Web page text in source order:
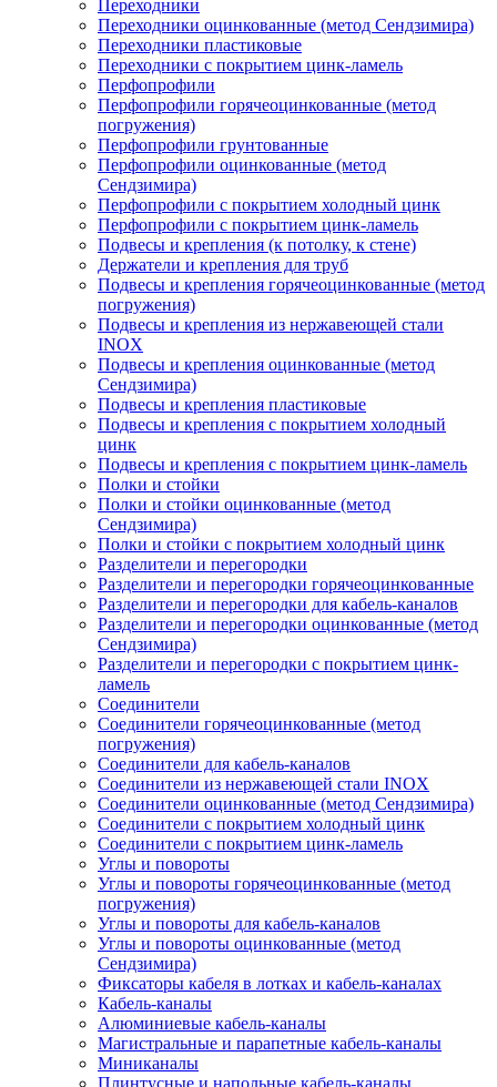
Переходники
Переходники оцинкованные (метод Сендзимира)
Переходники пластиковые
Переходники с покрытием цинк-ламель
Перфопрофили
Перфопрофили горячеоцинкованные (метод
погружения)
Перфопрофили грунтованные
Перфопрофили оцинкованные (метод
Сендзимира)
Перфопрофили с покрытием холодный цинк
Перфопрофили с покрытием цинк-ламель
Подвесы и крепления (к потолку, к стене)
Держатели и крепления для труб
Подвесы и крепления горячеоцинкованные (метод
погружения)
Подвесы и крепления из нержавеющей стали
INOX
Подвесы и крепления оцинкованные (метод
Сендзимира)
Подвесы и крепления пластиковые
Подвесы и крепления с покрытием холодный
цинк
Подвесы и крепления с покрытием цинк-ламель
Полки и стойки
Полки и стойки оцинкованные (метод
Сендзимира)
Полки и стойки с покрытием холодный цинк
Разделители и перегородки
Разделители и перегородки горячеоцинкованные
Разделители и перегородки для кабель-каналов
Разделители и перегородки оцинкованные (метод
Сендзимира)
Разделители и перегородки с покрытием цинк-
ламель
Соединители
Соединители горячеоцинкованные (метод
погружения)
Соединители для кабель-каналов
Соединители из нержавеющей стали INOX
Соединители оцинкованные (метод Сендзимира)
Соединители с покрытием холодный цинк
Соединители с покрытием цинк-ламель
Углы и повороты
Углы и повороты горячеоцинкованные (метод
погружения)
Углы и повороты для кабель-каналов
Углы и повороты оцинкованные (метод
Сендзимира)
Фиксаторы кабеля в лотках и кабель-каналах
Кабель-каналы
Алюминиевые кабель-каналы
Магистральные и парапетные кабель-каналы
Миниканалы
Плинтусные и напольные кабель-каналы